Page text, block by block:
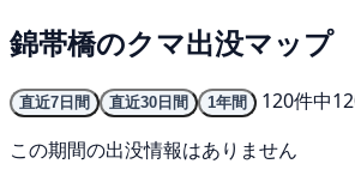
錦帯橋のクマ出没マップ
直近7日間 直近30日間 1年間
120件中
この期間の出没情報はありません